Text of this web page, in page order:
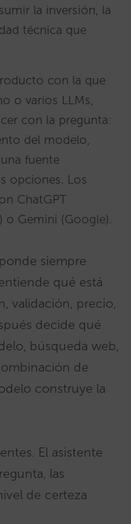
la inversión, la
técnica que
con la que
o varios LLMs,
con la pregunta:
del modelo,
fuente
opciones. Los
ChatGPT
o Gemini (Google).
siempre
qué está
validación, precio,
decide qué
búsqueda web,
de
construye la
El asistente
las
de certeza